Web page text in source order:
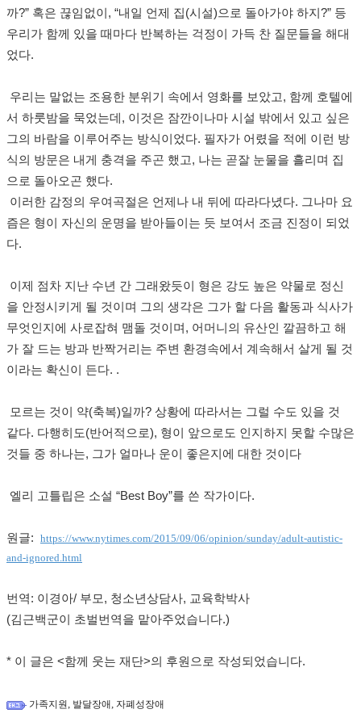
까?” 혹은 끊임없이 , “내일 언제 집(시설)으로 돌아가야 하지 ?” 등
우리가 함께 있을 때마다 반복하는 걱정이 가득 찬 질문들을 해대
었다.
우리는 말없는 조용한 분위기 속에서 영화를 보았고, 함께
호텔에
서 하룻밤을 묵었는데 , 이것은 잠깐이나마 시설 밖에서 있고 싶은
그의 바람을 이루어주는 방식이었다. 필자가 어렸을 적에 이런 방
식의 방문은 내게 충격을 주곤 했고, 나는 곧잘 눈물을 흘리며 집
으로 돌아오곤 했다.
이러한 감정의 우여곡절은 언제나 내 뒤에 따라다녔다. 그나마 요
즘은 형이 자신의 운명을 받아들이는 듯 보여서 조금 진정이 되었
다.
이제 점차 지난 수년 간 그래왔듯이 형은 강도 높은 약물로 정신
을 안정시키게 될 것이며 그의 생각은 그가 할 다음 활동과 식사가
무엇인지에 사로잡혀 맴돌 것이며 , 어머니의 유산인 깔끔하고 해
가 잘 드는 방과 반짝거리는 주변 환경속에서 계속해서 살게 될 것
이라는 확신이 든다. .
모르는 것이 약(축복)일까? 상황에 따라서는 그럴 수도 있을 것
같다. 다행히도(반어적으로), 형이 앞으로도 인지하지 못할 수많은
것들 중 하나는, 그가 얼마나 운이 좋은지에 대한 것이다
엘리 고틀립은 소설 “Best Boy”를 쓴 작가이다.
원글: https://www.nytimes.com/2015/09/06/opinion/sunday/adult-autistic-
and-ignored.html
번역: 이경아/ 부모, 청소년상담사, 교육학박사
(김근백군이 초벌번역을 맡아주었습니다.)
* 이 글은 <함께 웃는 재단>의 후원으로 작성되었습니다.
가족지원, 발달장애, 자폐성장애